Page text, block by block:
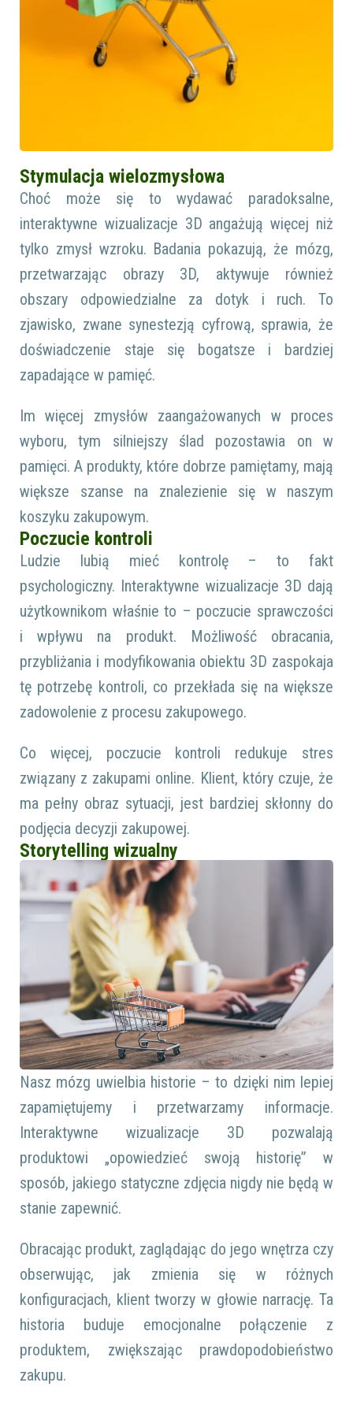
Stymulacja wielozmysłowa
Choć może się to wydawać paradoksalne,
interaktywne wizualizacje 3D angażują więcej niż
tylko zmysł wzroku. Badania pokazują, że mózg,
przetwarzając obrazy 3D, aktywuje również
obszary odpowiedzialne za dotyk i ruch. To
zjawisko, zwane synestezją cyfrową, sprawia, że
doświadczenie staje się bogatsze i bardziej
zapadające w pamięć.
Im więcej zmysłów zaangażowanych w proces
wyboru, tym silniejszy ślad pozostawia on w
pamięci. A produkty, które dobrze pamiętamy, mają
większe szanse na znalezienie się w naszym
koszyku zakupowym.
Poczucie kontroli
Ludzie lubią mieć kontrolę – to fakt
psychologiczny. Interaktywne wizualizacje 3D dają
użytkownikom właśnie to – poczucie sprawczości
i wpływu na produkt. Możliwość obracania,
przybliżania i modyfikowania obiektu 3D zaspokaja
tę potrzebę kontroli, co przekłada się na większe
zadowolenie z procesu zakupowego.
Co więcej, poczucie kontroli redukuje stres
związany z zakupami online. Klient, który czuje, że
ma pełny obraz sytuacji, jest bardziej skłonny do
podjęcia decyzji zakupowej.
Storytelling wizualny
Nasz mózg uwielbia historie – to dzięki nim lepiej
zapamiętujemy i przetwarzamy informacje.
Interaktywne wizualizacje 3D pozwalają
produktowi „opowiedzieć swoją historię” w
sposób, jakiego statyczne zdjęcia nigdy nie będą w
stanie zapewnić.
Obracając produkt, zaglądając do jego wnętrza czy
obserwując, jak zmienia się w różnych
konfiguracjach, klient tworzy w głowie narrację. Ta
historia buduje emocjonalne połączenie z
produktem, zwiększając prawdopodobieństwo
zakupu.